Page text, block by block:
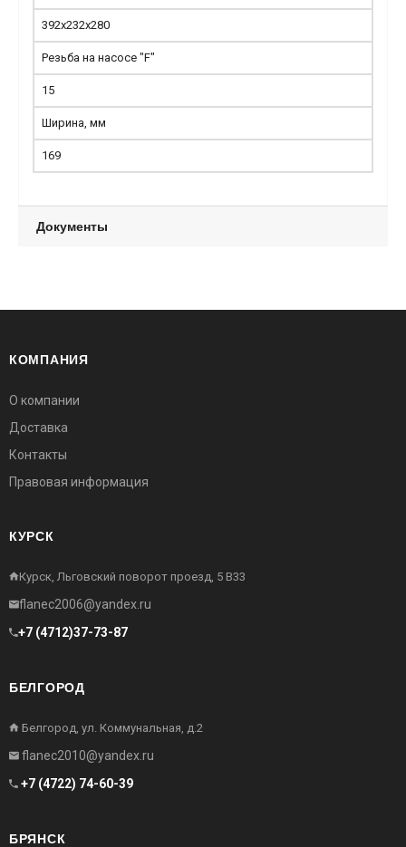
392х232х280
Резьба на насосе "F"
15
Ширина, мм
169
Документы
КОМПАНИЯ
О компании
Доставка
Контакты
Правовая информация
КУРСК
Курск, Льговский поворот проезд, 5 В33
flanec2006@yandex.ru
+7 (4712)37-73-87
БЕЛГОРОД
Белгород, ул. Коммунальная, д.2
flanec2010@yandex.ru
+7 (4722) 74-60-39
БРЯНСК